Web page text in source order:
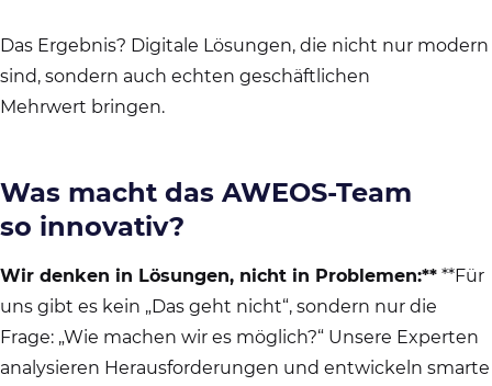
Das Ergebnis? Digitale Lösungen, die nicht nur modern
sind, sondern auch echten geschäftlichen
Mehrwert bringen.
Was macht das AWEOS-Team
so innovativ?
Wir denken in Lösungen, nicht in Problemen:** **Für
uns gibt es kein „Das geht nicht“, sondern nur die
Frage: „Wie machen wir es möglich?“ Unsere Experten
analysieren Herausforderungen und entwickeln smarte